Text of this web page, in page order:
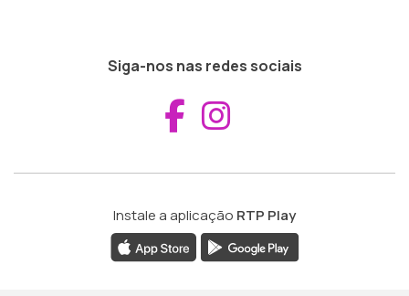
Siga-nos nas redes sociais
Aceder ao
Instale a aplicação RTP Play